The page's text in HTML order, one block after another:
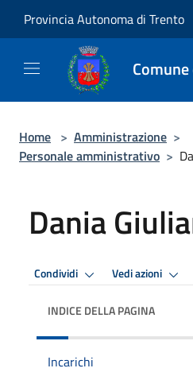
Provincia Autonoma di Trento
Home > Amministrazione >
Personale amministrativo >
Dania
Condividi Vedi azioni
INDICE DELLA PAGINA
Incarichi